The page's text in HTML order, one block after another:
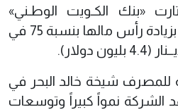
«بنك الكـويت الوطـني»
لادارة الاكتـــتاب الخـاص بزيادة رأس مالها بنسبة 75 في
للمصرف شيخة خالد البحر في
نمواً كبيراً وتوسعات